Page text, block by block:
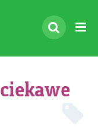
ciekawe